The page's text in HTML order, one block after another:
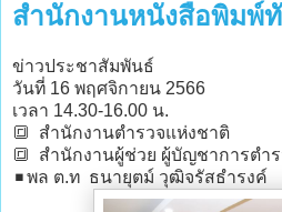
สำนักงานหนังสือพิมพ์
ข่าวประชาสัมพันธ์
วันที่ 16 พฤศจิกายน 2566
เวลา 14.30-16.00 น.
🔳 สำนักงานตำรวจแห่งชาติ
🔳 สำนักงานผู้ช่วย ผู้บัญชาการตำ
◾พล ต.ท ธนายุตม์ วุฒิจรัสธำรงค์